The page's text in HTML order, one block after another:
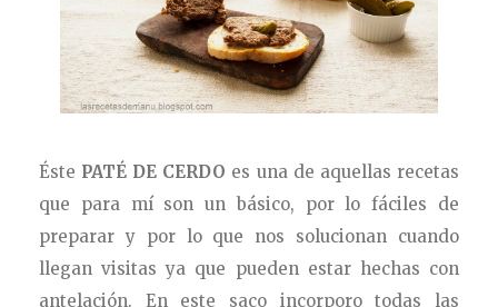
Éste PATÉ DE CERDO es una de aquellas recetas
que para mí son un básico, por lo fáciles de
preparar y por lo que nos solucionan cuando
llegan visitas ya que pueden estar hechas con
antelación. En este saco incorporo todas las